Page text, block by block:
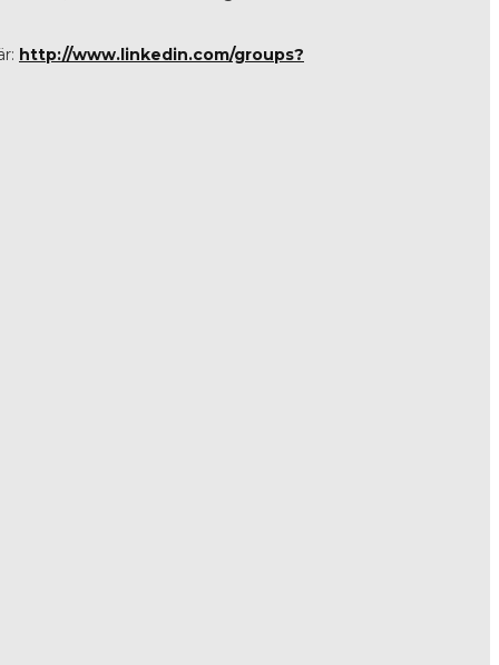
http://www.linkedin.com/groups?